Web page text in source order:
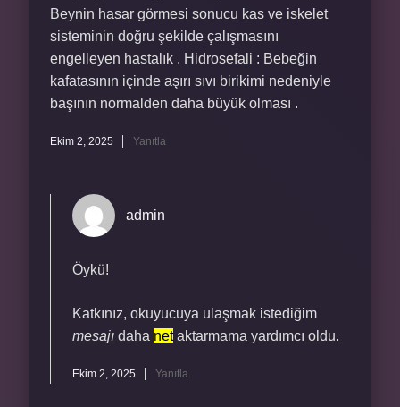
Beynin hasar görmesi sonucu kas ve iskelet
sisteminin doğru şekilde çalışmasını
engelleyen hastalık . Hidrosefali : Bebeğin
kafatasının içinde aşırı sıvı birikimi nedeniyle
başının normalden daha büyük olması .
Ekim 2, 2025 Yanıtla
admin
Öykü!
Katkınız, okuyucuya ulaşmak istediğim
mesajı daha net aktarmama yardımcı oldu.
Ekim 2, 2025 Yanıtla